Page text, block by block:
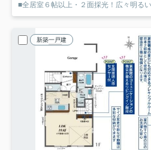
■全居室６帖以上・２面採光！広々明る
新築一戸建